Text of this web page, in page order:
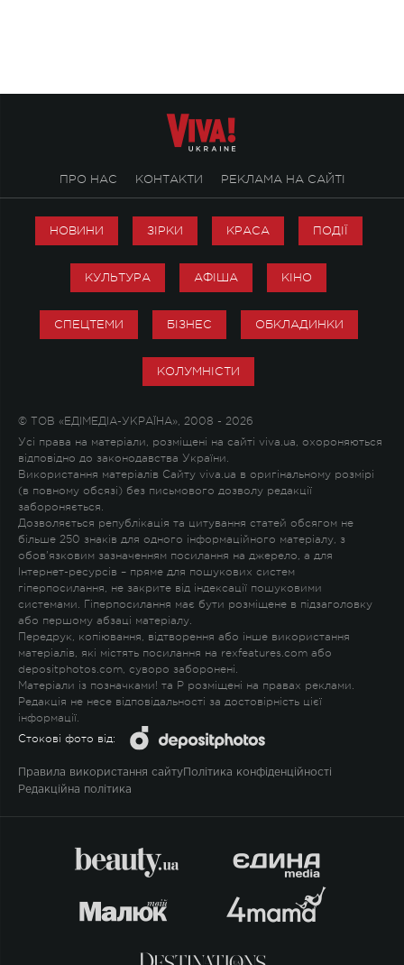
ПРО НАС КОНТАКТИ РЕКЛАМА НА САЙТІ
НОВИНИ ЗІРКИ КРАСА ПОДІЇ
КУЛЬТУРА АФІША КІНО
СПЕЦТЕМИ БІЗНЕС ОБКЛАДИНКИ
КОЛУМНІСТИ
© ТОВ «ЕДІМЕДІА-УКРАЇНА», 2008 - 2026
Усі права на матеріали, розміщені на сайті viva.ua, охороняються
відповідно до законодавства України.
Використання матеріалів Сайту viva.ua в оригінальному розмірі
(в повному обсязі) без письмового дозволу редакції
забороняється.
Дозволяється републікація та цитування статей обсягом не
більше 250 знаків для одного інформаційного матеріалу, з
обов'язковим зазначенням посилання на джерело, а для
Інтернет-ресурсів – пряме для пошукових систем
гіперпосилання, не закрите від індексації пошуковими
системами. Гіперпосилання має бути розміщене в підзаголовку
або першому абзаці матеріалу.
Передрук, копіювання, відтворення або інше використання
матеріалів, які містять посилання на rexfeatures.com або
depositphotos.com, суворо заборонені.
Матеріали із позначками! та P розміщені на правах реклами.
Редакція не несе відповідальності за достовірність цієї
інформації.
Стокові фото від:
Правила використання сайту Політика конфіденційності
Редакційна політика